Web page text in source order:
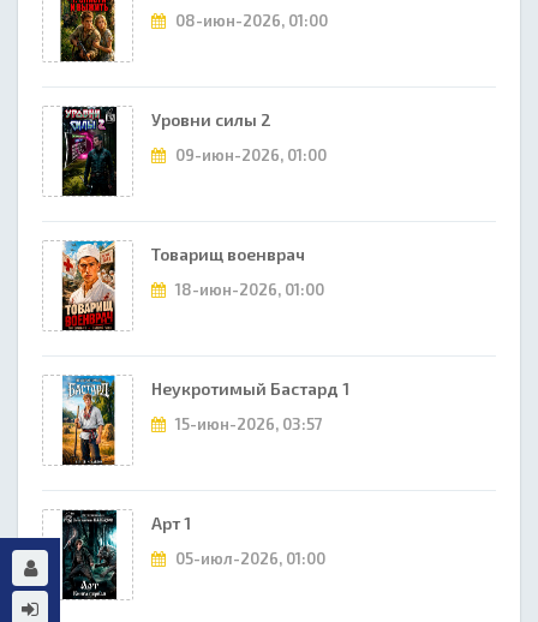
08-июн-2026, 01:00
Уровни силы 2
09-июн-2026, 01:00
Товарищ военврач
18-июн-2026, 01:00
Неукротимый Бастард 1
15-июн-2026, 03:57
Арт 1
05-июл-2026, 01:00